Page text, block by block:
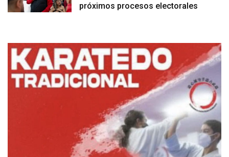
próximos procesos electorales